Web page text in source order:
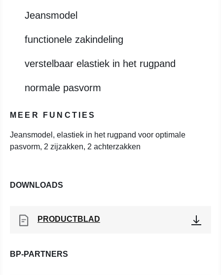
Jeansmodel
functionele zakindeling
verstelbaar elastiek in het rugpand
normale pasvorm
MEER FUNCTIES
Jeansmodel, elastiek in het rugpand voor optimale
pasvorm, 2 zijzakken, 2 achterzakken
DOWNLOADS
PRODUCTBLAD
BP-PARTNERS